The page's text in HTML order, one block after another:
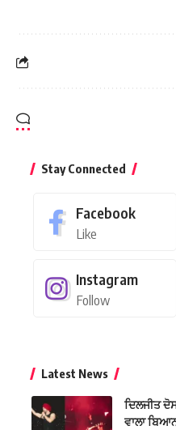
Stay Connected
Facebook
Like
Instagram
Follow
Latest News
ਦਿਲਜੀਤ
ਵਾਲਾ